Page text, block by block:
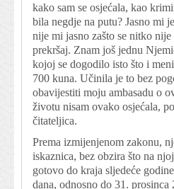
kako sam se osjećala, kao
bila negdje na putu? Jasno mi
nije mi jasno zašto se nitko
prekršaj. Znam još jednu
kojoj se dogodilo isto što i
700 kuna. Učinila je to bez
obavijestiti moju ambasadu o
životu nisam ovako osjećala,
čitateljica.
Prema izmijenjenom zakonu,
iskaznica, bez obzira što na
gotovo do kraja sljedeće
dana, odnosno do 31.